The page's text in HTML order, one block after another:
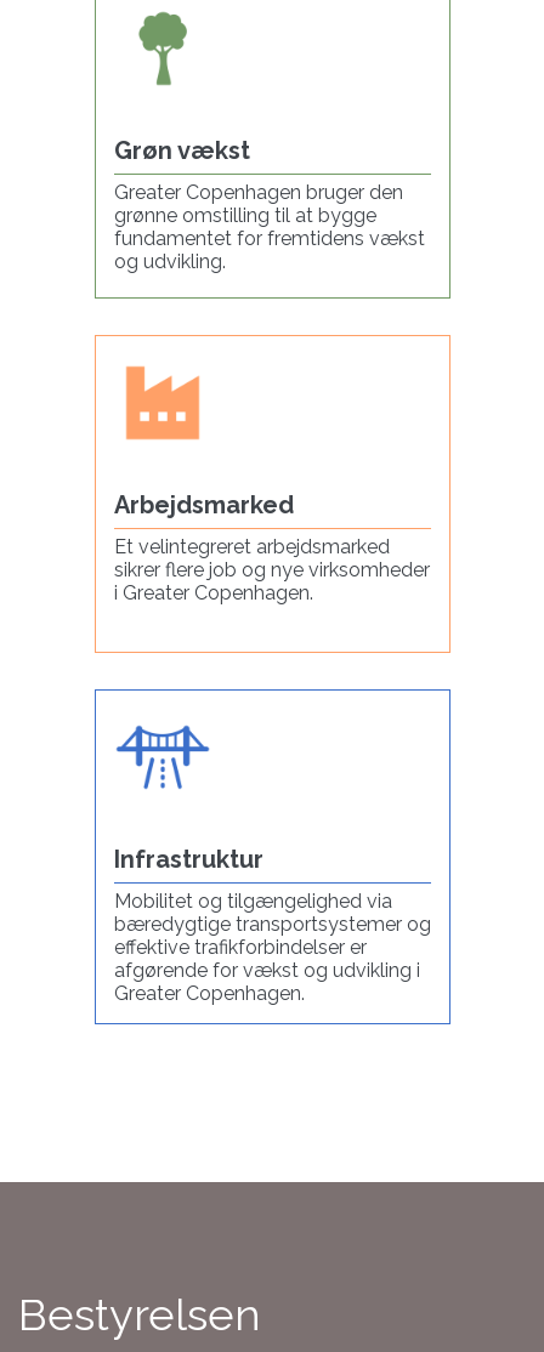
Grøn vækst
Greater Copenhagen bruger den
grønne omstilling til at bygge
fundamentet for fremtidens vækst
og udvikling.
Arbejdsmarked
Et velintegreret arbejdsmarked
sikrer flere job og nye virksomheder
i Greater Copenhagen.
Infrastruktur
Mobilitet og tilgængelighed via
bæredygtige transportsystemer og
effektive trafikforbindelser er
afgørende for vækst og udvikling i
Greater Copenhagen.
Bestyrelsen